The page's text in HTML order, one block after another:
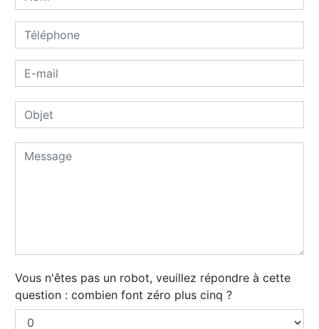
Vous n'êtes pas un robot, veuillez répondre à cette
question : combien font zéro plus cinq ?